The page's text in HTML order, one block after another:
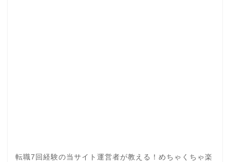
転職7回経験の当サイト運営者が教える！めちゃくちゃ楽